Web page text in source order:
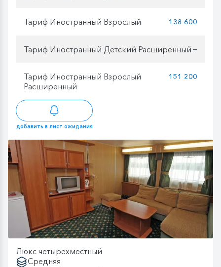
Тариф Иностранный Взрослый 138 600
Тариф Иностранный Детский Расширенный —
Тариф Иностранный Взрослый
Расширенный
151 200
добавить в лист ожидания
Люкс четырехместный
Средняя